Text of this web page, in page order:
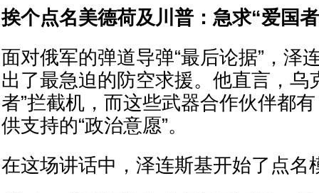
挨个点名美德荷及川普：急求“爱国
面对俄军的弹道导弹“最后论据”，泽
出了最急迫的防空求援。他直言，乌
者”拦截机，而这些武器合作伙伴都
供支持的“政治意愿”。
在这场讲话中，泽连斯基开始了点名